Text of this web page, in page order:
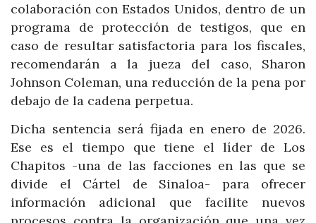
colaboración con Estados Unidos, dentro de un
programa de protección de testigos, que en
caso de resultar satisfactoria para los fiscales,
recomendarán a la jueza del caso, Sharon
Johnson Coleman, una reducción de la pena por
debajo de la cadena perpetua.
Dicha sentencia será fijada en enero de 2026.
Ese es el tiempo que tiene el líder de Los
Chapitos -una de las facciones en las que se
divide el Cártel de Sinaloa- para ofrecer
información adicional que facilite nuevos